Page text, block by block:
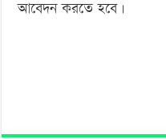
আবেদন করতে হবে।